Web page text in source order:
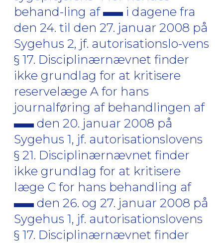
behand-ling af
i dagene fra
den 24. til den 27. januar 2008 på
Sygehus 2, jf. autorisationslo-vens
§ 17. Disciplinærnævnet finder
ikke grundlag for at kritisere
reservelæge A for hans
journalføring af behandlingen af
den 20. januar 2008 på
Sygehus 1, jf. autorisationslovens
§ 21. Disciplinærnævnet finder
ikke grundlag for at kritisere
læge C for hans behandling af
den 26. og 27. januar 2008 på
Sygehus 1, jf. autorisationslovens
§ 17. Disciplinærnævnet finder